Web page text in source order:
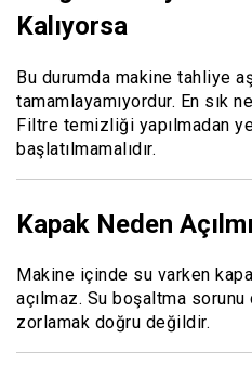
Kalıyorsa
Bu durumda makine tahliye
tamamlayamıyordur. En sık
Filtre temizliği yapılmadan
başlatılmamalıdır.
Kapak Neden
Makine içinde su varken
açılmaz. Su boşaltma
zorlamak doğru değildir.